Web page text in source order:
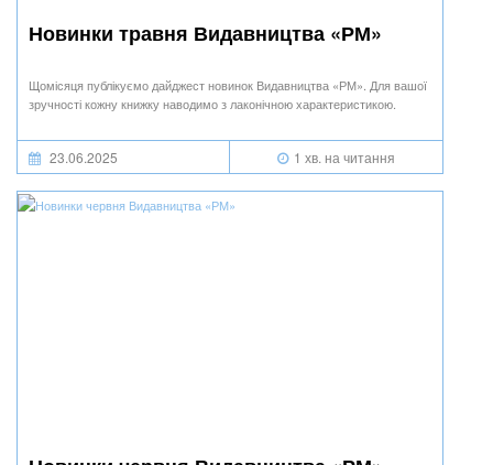
Новинки травня Видавництва «РМ»
Щомісяця публікуємо дайджест новинок Видавництва «РМ». Для вашої
зручності кожну книжку наводимо з лаконічною характеристикою.
23.06.2025 1 хв. на читання